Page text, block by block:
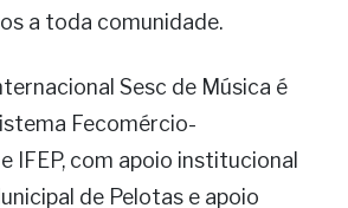
a toda comunidade.
Sesc de Música é
Fecomércio-
IFEP, com apoio institucional
de Pelotas e apoio